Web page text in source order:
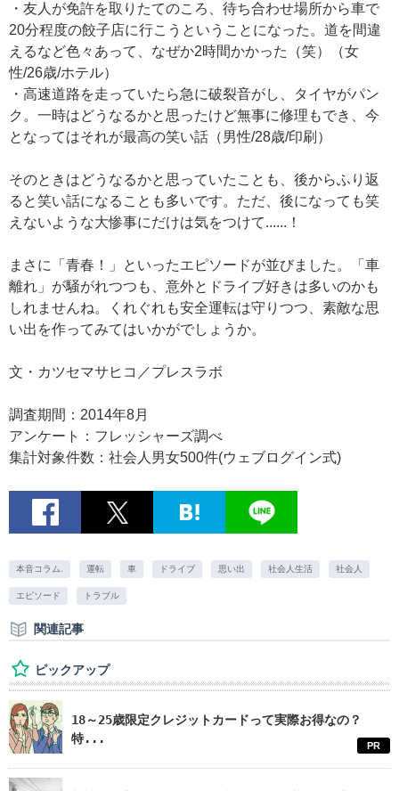
・友人が免許を取りたてのころ、待ち合わせ場所から車で
20分程度の餃子店に行こうということになった。道を間違
えるなど色々あって、なぜか2時間かかった（笑）（女
性/26歳/ホテル）
・高速道路を走っていたら急に破裂音がし、タイヤがパン
ク。一時はどうなるかと思ったけど無事に修理もでき、今
となってはそれが最高の笑い話（男性/28歳/印刷）
そのときはどうなるかと思っていたことも、後からふり返
ると笑い話になることも多いです。ただ、後になっても笑
えないような大惨事にだけは気をつけて......！
まさに「青春！」といったエピソードが並びました。「車
離れ」が騒がれつつも、意外とドライブ好きは多いのかも
しれませんね。くれぐれも安全運転は守りつつ、素敵な思
い出を作ってみてはいかがでしょうか。
文・カツセマサヒコ／プレスラボ
調査期間：2014年8月
アンケート：フレッシャーズ調べ
集計対象件数：社会人男女500件(ウェブログイン式)
本音コラム. 運転 車 ドライブ 思い出 社会人生活 社会人
エピソード トラブル
関連記事
ピックアップ
18～25歳限定クレジットカードって実際お得なの？
特...
PR